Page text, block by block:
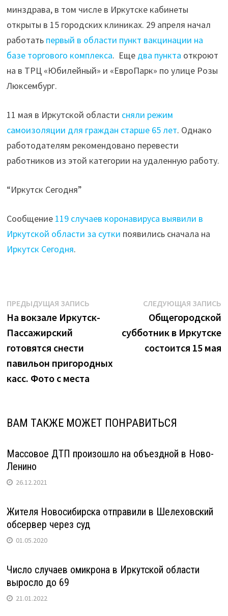
минздрава, в том числе в Иркутске кабинеты
открыты в 15 городских клиниках. 29 апреля начал
работать первый в области пункт вакцинации на
базе торгового комплекса. Еще два пункта откроют
на в ТРЦ «Юбилейный» и «ЕвроПарк» по улице Розы
Люксембург.
11 мая в Иркутской области сняли режим
самоизоляции для граждан старше 65 лет. Однако
работодателям рекомендовано перевести
работников из этой категории на удаленную работу.
“Иркутск Сегодня”
Сообщение 119 случаев коронавируса выявили в
Иркутской области за сутки появились сначала на
Иркутск Сегодня.
Навигация
по
записям
ПРЕДЫДУЩАЯ ЗАПИСЬПредыдущая
запись:
На вокзале Иркутск-
Пассажирский
готовятся снести
павильон пригородных
касс. Фото с места
СЛЕДУЮЩАЯ ЗАПИСЬ
Общегородской
субботник в Иркутске
состоится 15 мая
ВАМ ТАКЖЕ МОЖЕТ ПОНРАВИТЬСЯ
Массовое ДТП произошло на объездной в Ново-
Ленино
26.12.2021
Жителя Новосибирска отправили в Шелеховский
обсервер через суд
01.05.2020
Число случаев омикрона в Иркутской области
выросло до 69
21.01.2022